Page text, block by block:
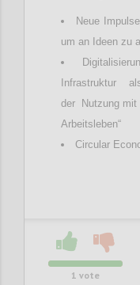
Neue
um an Ideen zu
Infrastruktur
der Nutzung mit
Arbeitsleben“
Circular
1 vote